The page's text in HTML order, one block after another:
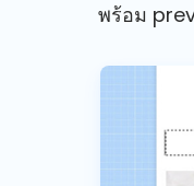
พร้อม